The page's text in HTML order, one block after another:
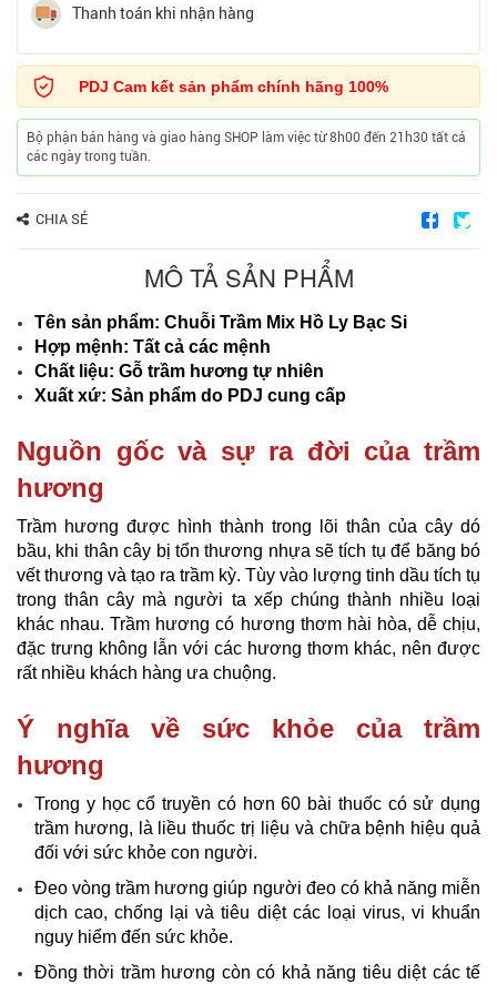
Thanh toán khi nhận hàng
PDJ Cam kết sản phẩm chính hãng 100%
Bộ phận bán hàng và giao hàng SHOP làm việc từ 8h00 đến 21h30 tất cả
các ngày trong tuần.
CHIA SẺ
MÔ TẢ SẢN PHẨM
Tên sản phẩm: Chuỗi Trầm Mix Hồ Ly Bạc Si
Hợp mệnh: Tất cả các mệnh
Chất liệu: Gỗ trầm hương tự nhiên
Xuất xứ: Sản phẩm do PDJ cung cấp
Nguồn gốc và sự ra đời của trầm
hương
Trầm hương được hình thành trong lõi thân của cây dó
bầu, khi thân cây bị tổn thương nhựa sẽ tích tụ để băng bó
vết thương và tạo ra trầm kỳ. Tùy vào lượng tinh dầu tích tụ
trong thân cây mà người ta xếp chúng thành nhiều loại
khác nhau. Trầm hương có hương thơm hài hòa, dễ chịu,
đặc trưng không lẫn với các hương thơm khác, nên được
rất nhiều khách hàng ưa chuộng.
Ý nghĩa về sức khỏe của trầm
hương
Trong y học cổ truyền có hơn 60 bài thuốc có sử dụng
trầm hương, là liều thuốc trị liệu và chữa bệnh hiệu quả
đối với sức khỏe con người.
Đeo vòng trầm hương giúp người đeo có khả năng miễn
dịch cao, chống lại và tiêu diệt các loại virus, vi khuẩn
nguy hiểm đến sức khỏe.
Đồng thời trầm hương còn có khả năng tiêu diệt các tế